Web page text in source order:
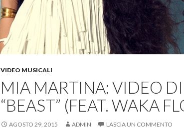
VIDEO MUSICALI
MIA MARTINA: VIDEO DI
“BEAST” (FEAT. WAKA
AGOSTO 29, 2015 ADMIN LASCIA UN COMMENTO